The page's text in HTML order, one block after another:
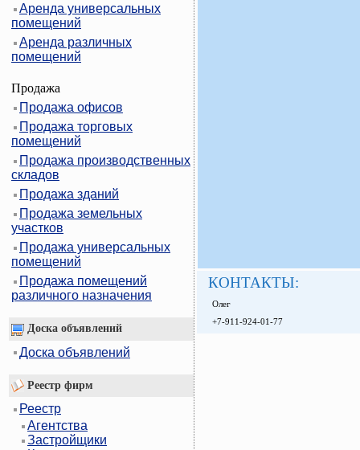
Аренда универсальных
помещений
Аренда различных
помещений
Продажа
Продажа офисов
Продажа торговых
помещений
Продажа производственных
складов
Продажа зданий
Продажа земельных
участков
Продажа универсальных
помещений
Продажа помещений
различного назначения
Доска объявлений
Доска объявлений
Реестр фирм
Реестр
Агентства
Застройщики
КОНТАКТЫ:
Олег
+7-911-924-01-77